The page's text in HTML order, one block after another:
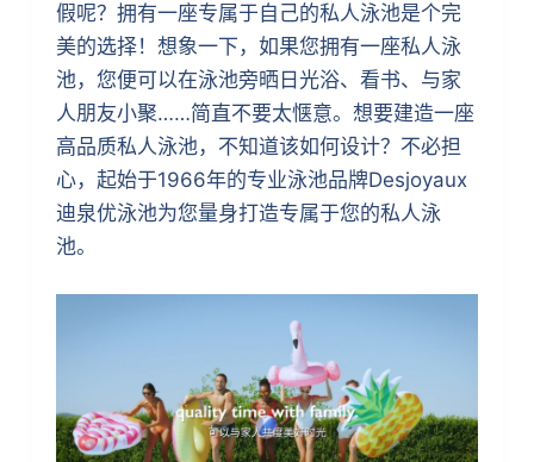
假呢？拥有一座专属于自己的私人泳池是个完
美的选择！想象一下，如果您拥有一座私人泳
池，您便可以在泳池旁晒日光浴、看书、与家
人朋友小聚……简直不要太惬意。想要建造一座
高品质私人泳池，不知道该如何设计？不必担
心，起始于1966年的专业泳池品牌Desjoyaux
迪泉优泳池为您量身打造专属于您的私人泳
池。